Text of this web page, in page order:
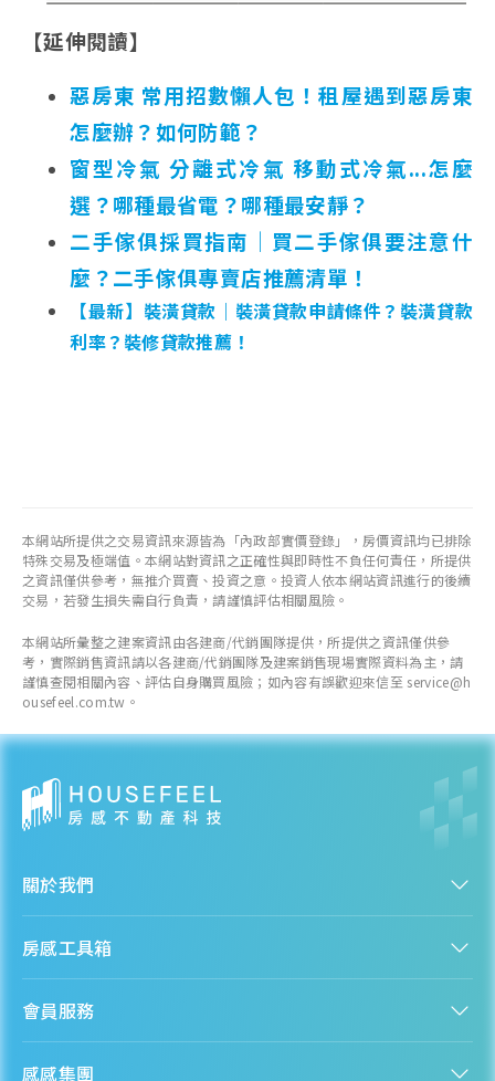
【延伸閱讀】
惡房東 常用招數懶人包！租屋遇到惡房東
怎麼辦？如何防範？
窗型冷氣 分離式冷氣 移動式冷氣...怎麼
選？哪種最省電？哪種最安靜？
二手傢俱採買指南｜買二手傢俱要注意什
麼？二手傢俱專賣店推薦清單！
【最新】裝潢貸款｜裝潢貸款申請條件？裝潢貸款
利率？裝修貸款推薦！
本網站所提供之交易資訊來源皆為「內政部實價登錄」，房價資訊均已排除
特殊交易及極端值。本網站對資訊之正確性與即時性不負任何責任，所提供
之資訊僅供參考，無推介買賣、投資之意。投資人依本網站資訊進行的後續
交易，若發生損失需自行負責，請謹慎評估相關風險。
本網站所彙整之建案資訊由各建商/代銷團隊提供，所提供之資訊僅供參
考，實際銷售資訊請以各建商/代銷團隊及建案銷售現場實際資料為主，請
謹慎查閱相關內容、評估自身購買風險；如內容有誤歡迎來信至 service@h
ousefeel.com.tw。
關於我們
人才招募
隱私政策
資訊安全政策
房感工具箱
購屋能力試算
會員服務
會員專區
感感集團